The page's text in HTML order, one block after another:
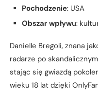
Pochodzenie: USA
Obszar wpływu:
Danielle Bregoli, znana
radarze po
stając się gwiazdą
wieku 18 lat dzięki